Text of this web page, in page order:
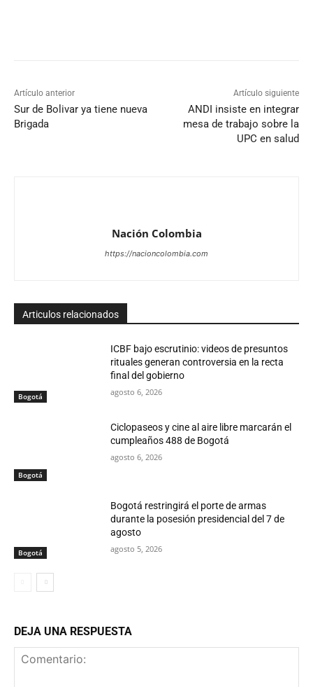
Artículo anterior
Sur de Bolivar ya tiene nueva
Brigada
Artículo siguiente
ANDI insiste en integrar
mesa de trabajo sobre la
UPC en salud
Nación Colombia
https://nacioncolombia.com
Articulos relacionados
Bogotá
ICBF bajo escrutinio: videos de presuntos
rituales generan controversia en la recta
final del gobierno
agosto 6, 2026
Bogotá
Ciclopaseos y cine al aire libre marcarán el
cumpleaños 488 de Bogotá
agosto 6, 2026
Bogotá
Bogotá restringirá el porte de armas
durante la posesión presidencial del 7 de
agosto
agosto 5, 2026
DEJA UNA RESPUESTA